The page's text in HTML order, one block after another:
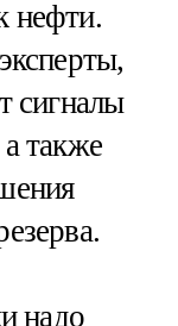
нефти.
сигналы
также
надо